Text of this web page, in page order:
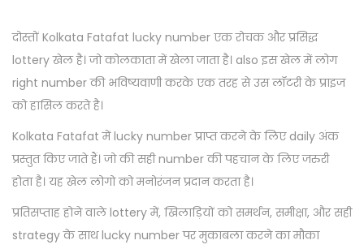
n
t
e
d
o
c
h
1
4
4
t
e
d
दोस्तों Kolkata Fatafat lucky number एक रोचक और प्रसिद्ध
lottery खेल है। जो कोलकाता में खेला जाता है। also इस खेल में लोग
right number की भविष्यवाणी करके एक तरह से उस लॉटरी के प्राइज
को हासिल करते है।
Kolkata Fatafat में lucky number प्राप्त करने के लिए daily अंक
प्रस्तुत किए जाते हैं। जो की सही number की पहचान के लिए जरुरी
होता है। यह खेल लोगो को मनोरंजन प्रदान करता है।
प्रतिसप्ताह होने वाले lottery में, खिलाड़ियों को समर्थन, समीक्षा, और सही
strategy के साथ lucky number पर मुकाबला करने का मौका